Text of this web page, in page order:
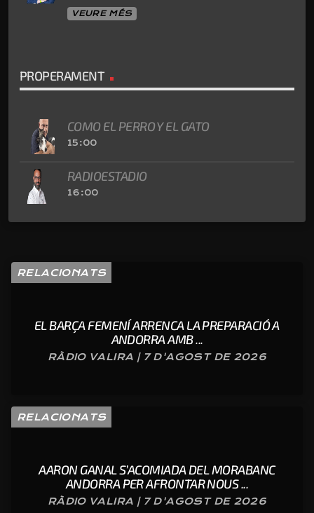
VEURE MÉS
PROPERAMENT
COMO EL PERRO Y EL GATO
15:00
RADIOESTADIO
16:00
RELACIONATS
EL BARÇA FEMENÍ ARRENCA LA PREPARACIÓ A
ANDORRA AMB ...
RÀDIO VALIRA | 7 D'AGOST DE 2026
RELACIONATS
AARON GANAL S’ACOMIADA DEL MORABANC
ANDORRA PER AFRONTAR NOUS ...
RÀDIO VALIRA | 7 D'AGOST DE 2026